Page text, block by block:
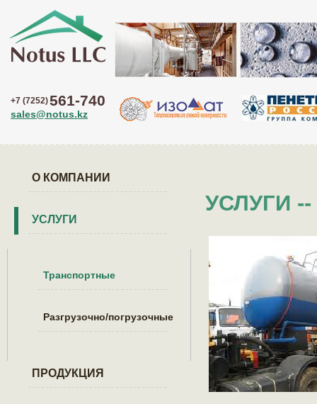
+7 (7252)561-740
sales@notus.kz
О КОМПАНИИ
УСЛУГИ
Транспортные
Разгрузочно/погрузочные
ПРОДУКЦИЯ
УСЛУГИ